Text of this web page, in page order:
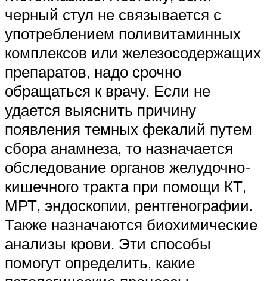
черный стул не связывается с
употреблением поливитаминных
комплексов или железосодержащих
препаратов, надо срочно
обращаться к врачу. Если не
удается выяснить причину
появления темных фекалий путем
сбора анамнеза, то назначается
обследование органов желудочно-
кишечного тракта при помощи КТ,
МРТ, эндоскопии, рентгенографии.
Также назначаются биохимические
анализы крови. Эти способы
помогут определить, какие